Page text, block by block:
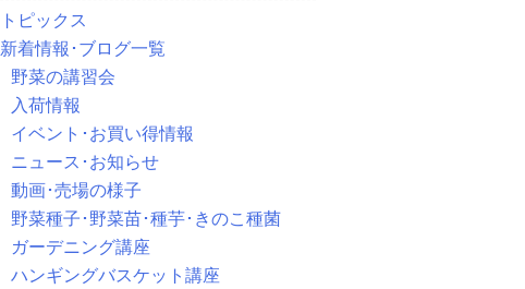
トピックス
新着情報･ブログ一覧
野菜の講習会
入荷情報
イベント･お買い得情報
ニュース･お知らせ
動画･売場の様子
野菜種子･野菜苗･種芋･きのこ種菌
ガーデニング講座
ハンギングバスケット講座